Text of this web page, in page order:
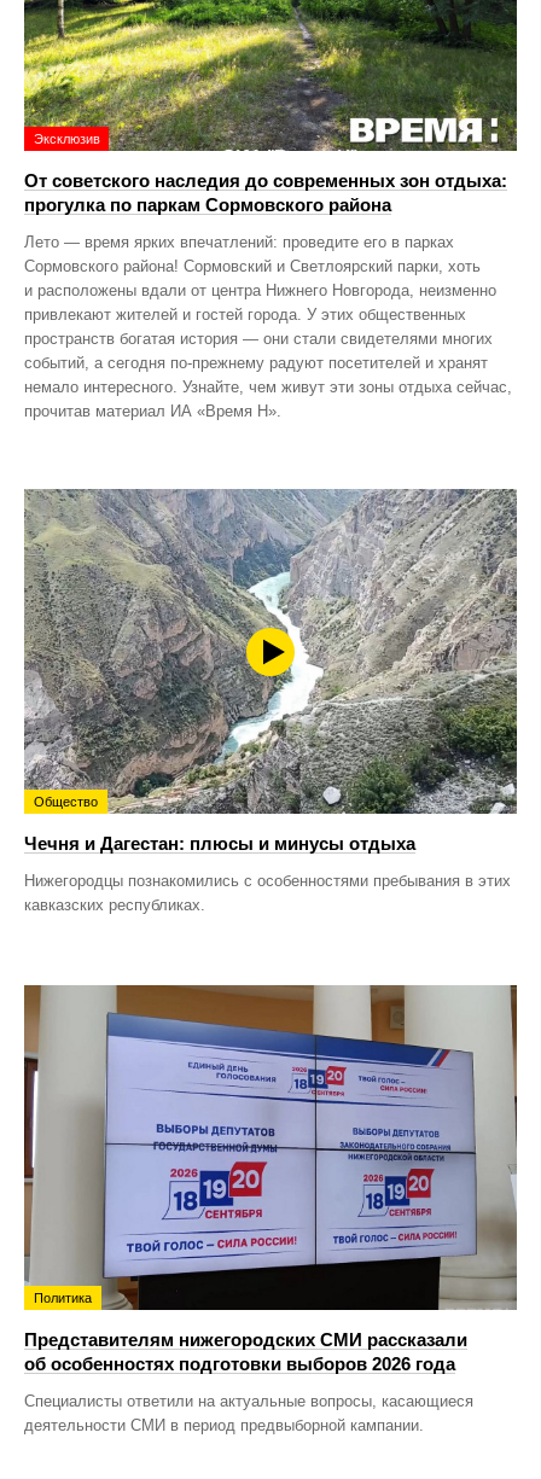
Эксклюзив
От советского наследия до современных зон отдыха:
прогулка по паркам Сормовского района
Лето — время ярких впечатлений: проведите его в парках
Сормовского района! Сормовский и Светлоярский парки, хоть
и расположены вдали от центра Нижнего Новгорода, неизменно
привлекают жителей и гостей города. У этих общественных
пространств богатая история — они стали свидетелями многих
событий, а сегодня по‑прежнему радуют посетителей и хранят
немало интересного. Узнайте, чем живут эти зоны отдыха сейчас,
прочитав материал ИА «Время Н».
Общество
Чечня и Дагестан: плюсы и минусы отдыха
Нижегородцы познакомились с особенностями пребывания в этих
кавказских республиках.
Политика
Представителям нижегородских СМИ рассказали
об особенностях подготовки выборов 2026 года
Специалисты ответили на актуальные вопросы, касающиеся
деятельности СМИ в период предвыборной кампании.